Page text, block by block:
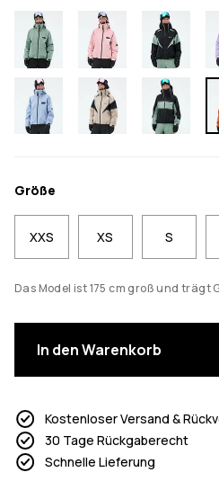
Größe
XXS XS S
Das Model ist 175 cm groß und trägt
In den Warenkorb
Kostenloser Versand &
30 Tage Rückgaberecht
Schnelle Lieferung